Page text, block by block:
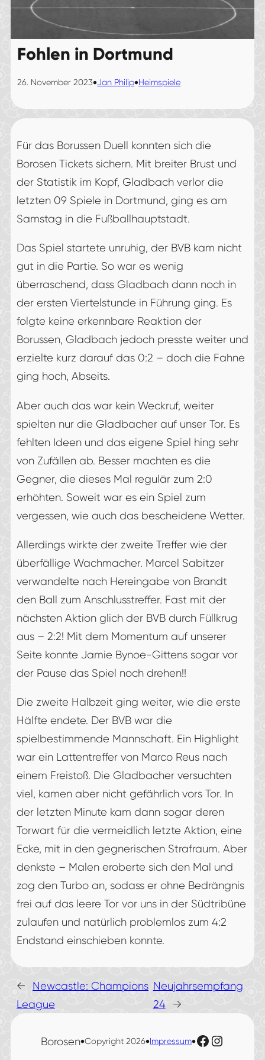
Fohlen in Dortmund
26. November 2023•Jan Philip•Heimspiele
Für das Borussen Duell konnten sich die
Borosen Tickets sichern. Mit breiter Brust und
der Statistik im Kopf, Gladbach verlor die
letzten 09 Spiele in Dortmund, ging es am
Samstag in die Fußballhauptstadt.
Das Spiel startete unruhig, der BVB kam nicht
gut in die Partie. So war es wenig
überraschend, dass Gladbach dann noch in
der ersten Viertelstunde in Führung ging. Es
folgte keine erkennbare Reaktion der
Borussen, Gladbach jedoch presste weiter und
erzielte kurz darauf das 0:2 – doch die Fahne
ging hoch, Abseits.
Aber auch das war kein Weckruf, weiter
spielten nur die Gladbacher auf unser Tor. Es
fehlten Ideen und das eigene Spiel hing sehr
von Zufällen ab. Besser machten es die
Gegner, die dieses Mal regulär zum 2:0
erhöhten. Soweit war es ein Spiel zum
vergessen, wie auch das bescheidene Wetter.
Allerdings wirkte der zweite Treffer wie der
überfällige Wachmacher. Marcel Sabitzer
verwandelte nach Hereingabe von Brandt
den Ball zum Anschlusstreffer. Fast mit der
nächsten Aktion glich der BVB durch Füllkrug
aus – 2:2! Mit dem Momentum auf unserer
Seite konnte Jamie Bynoe-Gittens sogar vor
der Pause das Spiel noch drehen!!
Die zweite Halbzeit ging weiter, wie die erste
Hälfte endete. Der BVB war die
spielbestimmende Mannschaft. Ein Highlight
war ein Lattentreffer von Marco Reus nach
einem Freistoß. Die Gladbacher versuchten
viel, kamen aber nicht gefährlich vors Tor. In
der letzten Minute kam dann sogar deren
Torwart für die vermeidlich letzte Aktion, eine
Ecke, mit in den gegnerischen Strafraum. Aber
denkste – Malen eroberte sich den Mal und
zog den Turbo an, sodass er ohne Bedrängnis
frei auf das leere Tor vor uns in der Südtribüne
zulaufen und natürlich problemlos zum 4:2
Endstand einschieben konnte.
←
Newcastle: Champions
League
Neujahrsempfang
24
→
Borosen•Copyright 2026•Impressum•Facebook